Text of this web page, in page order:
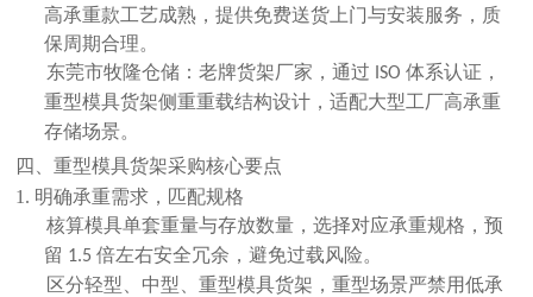
高承重款工艺成熟，提供免费送货上门与安装服务，质
保周期合理。
东莞市牧隆仓储：老牌货架厂家，通过 ISO体系认证，
重型模具货架侧重重载结构设计，适配大型工厂高承重
存储场景。
四、重型模具货架采购核心要点
1. 明确承重需求，匹配规格
核算模具单套重量与存放数量，选择对应承重规格，预
留 1.5倍左右安全冗余，避免过载风险。
区分轻型、中型、重型模具货架，重型场景严禁用低承